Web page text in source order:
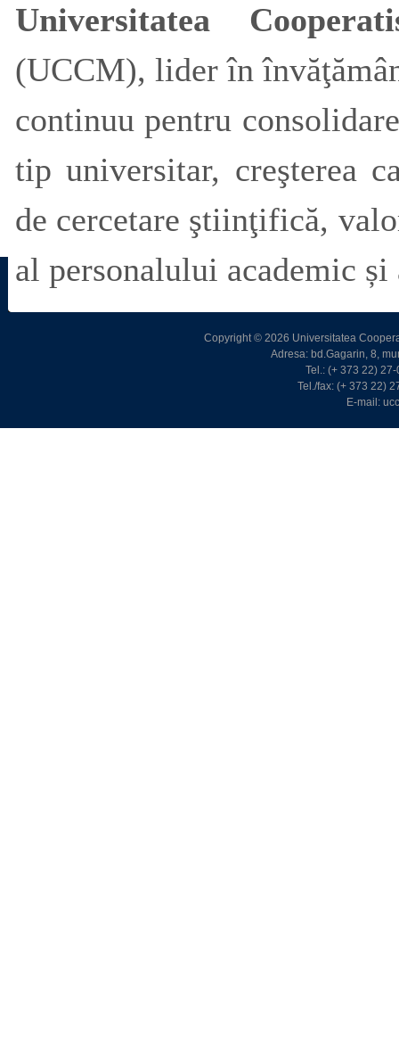
Universitatea
(UCCM), lider în
continuu pentru
tip universitar, creşterea
de cercetare ştiinţifică,
al personalului academic
Copyright © 2026 Universitatea
Adresa: bd.Gagarin, 8,
Tel.: (+ 373 22)
Tel./fax: (+ 373 22)
E-mail: